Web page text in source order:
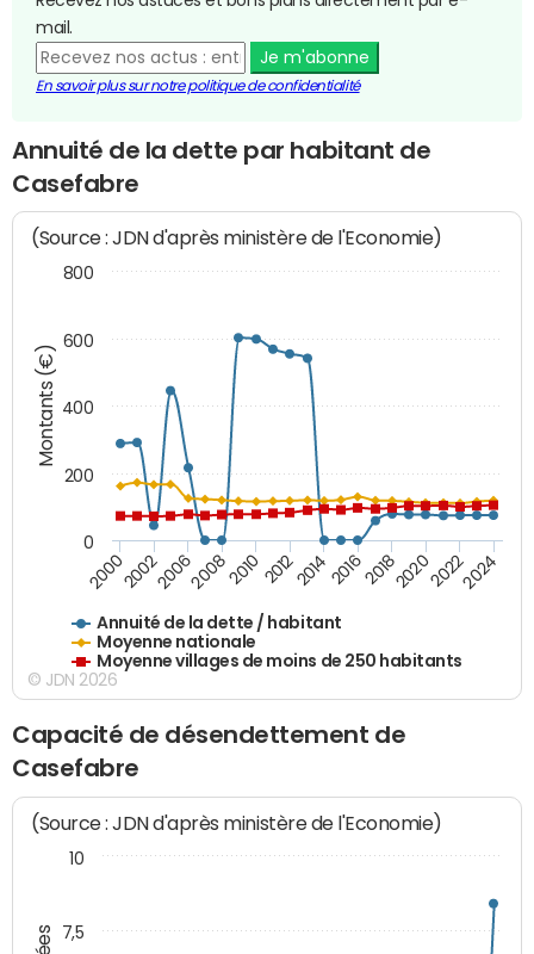
mail.
Je m'abonne
En savoir plus sur notre politique de confidentialité
Annuité de la dette par habitant de
Casefabre
Montants (€)
(Source : JDN d'après ministère de l'Economie)
Annuité de la dette / habitant
Moyenne nationale
Moyenne villages de moins de 250 habitants
20002002200620082010 2012201420162018202020222024
0
200
400
600
800
© JDN 2026
Capacité de désendettement de
Casefabre
(Source : JDN d'après ministère de l'Economie)
7,5
10